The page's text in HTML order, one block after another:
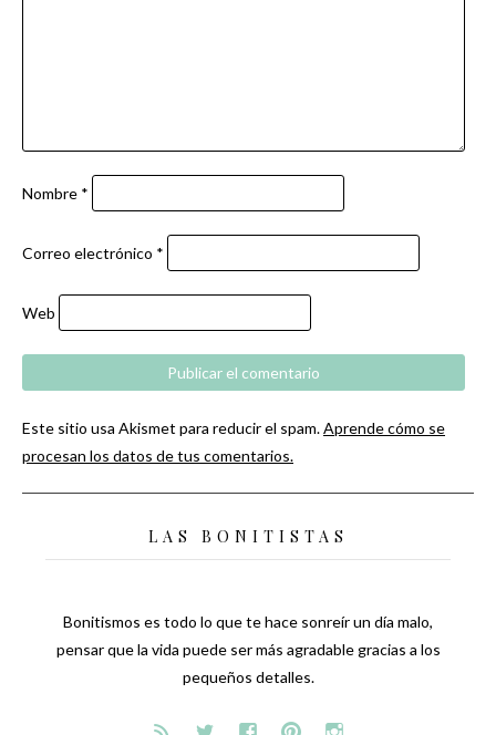
Nombre *
Correo electrónico *
Web
Este sitio usa Akismet para reducir el spam.Aprende cómo se
procesan los datos de tus comentarios.
LAS BONITISTAS
Bonitismos es todo lo que te hace sonreír un día malo,
pensar que la vida puede ser más agradable gracias a los
pequeños detalles.